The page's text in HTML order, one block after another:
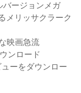
バージョンメガ
メリッサクラーク
映画急流
ンロード
ーをダウンロー